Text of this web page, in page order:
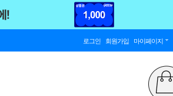
로그인 회원가입 마이페이지